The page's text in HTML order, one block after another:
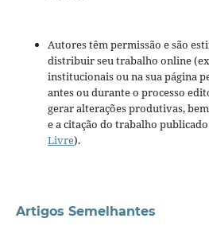
Autores têm permissão e são
distribuir seu trabalho online
institucionais ou na sua página
antes ou durante o processo
gerar alterações produtivas,
e a citação do trabalho
Livre).
Artigos Semelhantes